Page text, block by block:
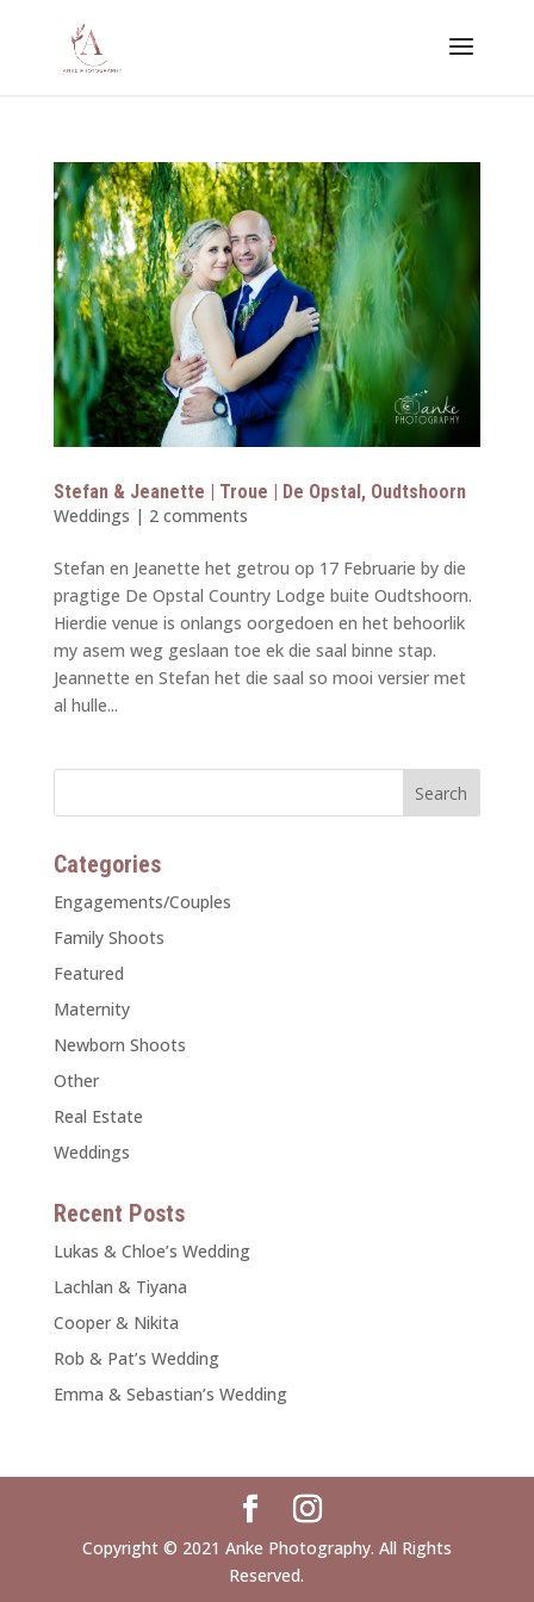
Stefan & Jeanette | Troue | De Opstal, Oudtshoorn
Weddings | 2 comments
Stefan en Jeanette het getrou op 17 Februarie by die
pragtige De Opstal Country Lodge buite Oudtshoorn.
Hierdie venue is onlangs oorgedoen en het behoorlik
my asem weg geslaan toe ek die saal binne stap.
Jeannette en Stefan het die saal so mooi versier met
al hulle...
Categories
Engagements/Couples
Family Shoots
Featured
Maternity
Newborn Shoots
Other
Real Estate
Weddings
Recent Posts
Lukas & Chloe’s Wedding
Lachlan & Tiyana
Cooper & Nikita
Rob & Pat’s Wedding
Emma & Sebastian’s Wedding
Copyright © 2021 Anke Photography. All Rights
Reserved.